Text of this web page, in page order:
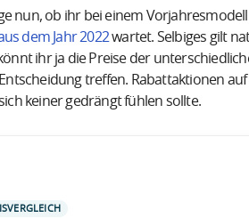
nun, ob ihr bei einem
dem Jahr 2022wartet. Selbiges gilt
ihr ja die Preise der
treffen. Rabattaktionen
keiner gedrängt fühlen sollte.